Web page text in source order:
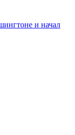
и начал